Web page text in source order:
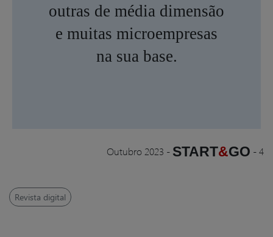
outras de média dimensão
e muitas microempresas
na sua base.
Outubro 2023 - START&GO -4
Revista digital